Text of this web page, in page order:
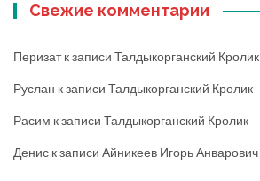
Свежие комментарии
Перизатк записи Талдыкорганский Кролик
Руслан к записи Талдыкорганский Кролик
Расим к записи Талдыкорганский Кролик
Денис к записи Айникеев Игорь Анварович